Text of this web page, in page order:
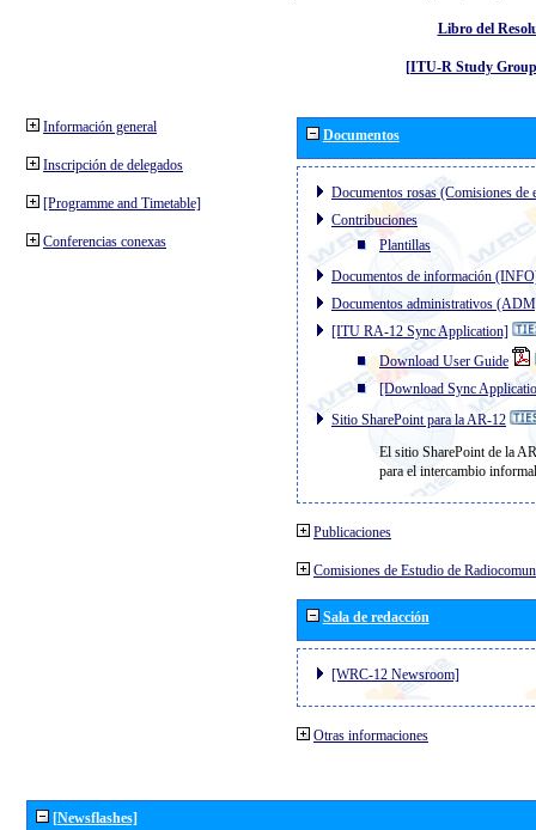
Libro del
[ITU-R Study
Información general
Inscripción de delegados
[Programme and Timetable]
Conferencias conexas
Documentos
Documentos rosas (Comisiones de
Contribuciones
Plantillas
Documentos de información
Documentos administrativos
[ITU RA-12 Sync Application]
Download User Guide
[Download Sync
Sitio SharePoint para la AR-12
El sitio SharePoint de la
para el intercambio
Publicaciones
Comisiones de Estudio de
Sala de redacción
[WRC-12 Newsroom]
Otras informaciones
[Newsflashes]